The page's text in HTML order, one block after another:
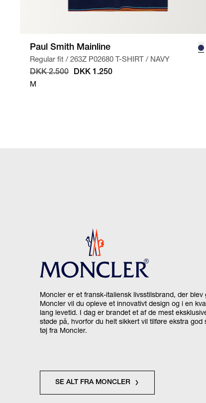
Paul Smith Mainline
Regular fit / 263Z P02680 T-SHIRT / NAVY
DKK 2.500 DKK 1.250
M
Moncler er et fransk-italiensk livsstilsbrand, der
Moncler vil du opleve et innovativt design og i en
lang levetid. I dag er brandet et af de mest
støde på, hvorfor du helt sikkert vil tilføre ekstra god
tøj fra Moncler.
SE ALT FRA MONCLER